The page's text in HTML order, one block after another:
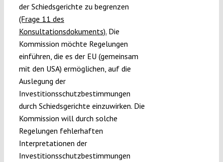
der Schiedsgerichte zu begrenzen
(Frage 11 des
Konsultationsdokuments).Die
Kommission möchte Regelungen
einführen, die es der EU (gemeinsam
mit den USA) ermöglichen, auf die
Auslegung der
Investitionsschutzbestimmungen
durch Schiedsgerichte einzuwirken. Die
Kommission will durch solche
Regelungen fehlerhaften
Interpretationen der
Investitionsschutzbestimmungen